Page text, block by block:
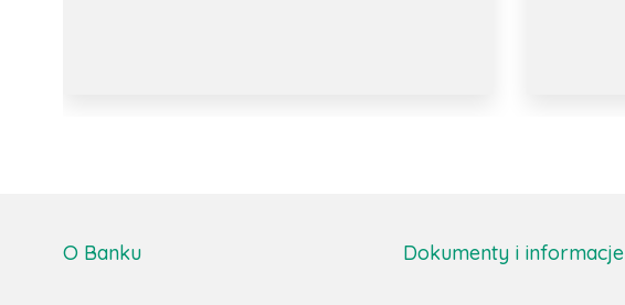
O Banku Dokumenty i informacje